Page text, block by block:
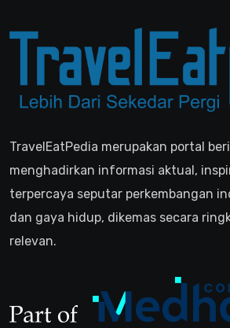
TravelEatPedia merupakan portal
menghadirkan informasi aktual,
terpercaya seputar perkembangan
dan gaya hidup, dikemas secara
relevan.